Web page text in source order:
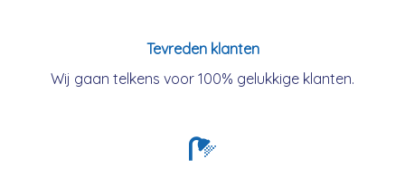
Tevreden klanten
Wij gaan telkens voor 100% gelukkige klanten.